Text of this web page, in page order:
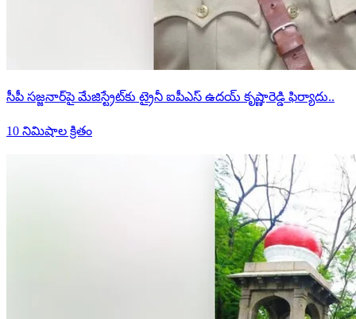
సీపీ సజ్జనార్‌పై మేజిస్ట్రేట్‌కు ట్రైనీ ఐపీఎస్ ఉదయ్ కృష్ణారెడ్డి ఫిర్యాదు..
10 నిమిషాల క్రితం